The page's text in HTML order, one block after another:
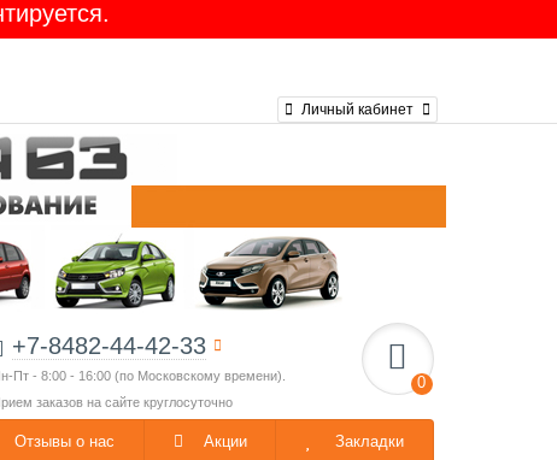
Личный кабинет
+7-8482-44-42-33
Пт - 8:00 - 16:00 (по Московскому времени).
заказов на сайте круглосуточно
0
Отзывы о нас Акции Закладки